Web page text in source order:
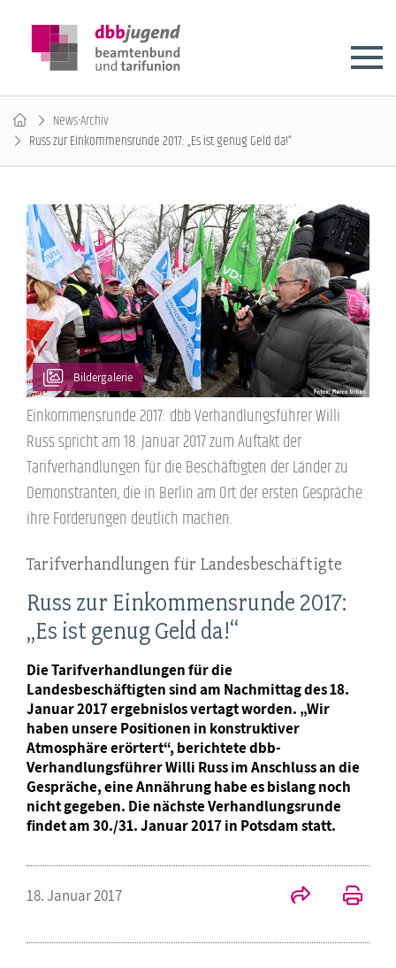
News-Archiv
Russ zur Einkommensrunde 2017: „Es ist genug Geld da!“
Bildergalerie
Einkommensrunde 2017: dbb Verhandlungsführer Willi
Russ spricht am 18. Januar 2017 zum Auftakt der
Tarifverhandlungen für die Beschäftigten der Länder zu
Demonstranten, die in Berlin am Ort der ersten Gespräche
ihre Forderungen deutlich machen.
Tarifverhandlungen für Landesbeschäftigte
Russ zur Einkommensrunde 2017:
„Es ist genug Geld da!“
Die Tarifverhandlungen für die
Landesbeschäftigten sind am Nachmittag des 18.
Januar 2017 ergebnislos vertagt worden. „Wir
haben unsere Positionen in konstruktiver
Atmosphäre erörtert“, berichtete dbb-
Verhandlungsführer Willi Russ im Anschluss an die
Gespräche, eine Annährung habe es bislang noch
nicht gegeben. Die nächste Verhandlungsrunde
findet am 30./31. Januar 2017 in Potsdam statt.
18. Januar 2017